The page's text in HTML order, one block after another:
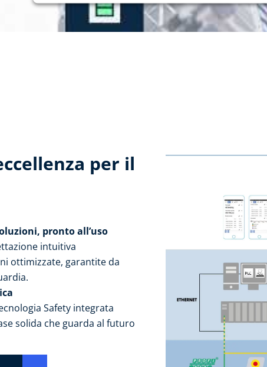
per il
pronto all’uso
intuitiva
ottimizzate, garantite da
Safety integrata
solida che guarda al futuro